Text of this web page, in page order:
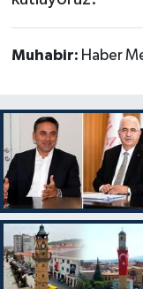
Muhabir: Haber